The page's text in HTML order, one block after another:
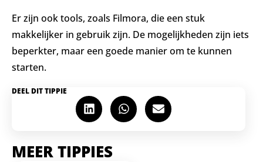
Er zijn ook tools, zoals Filmora, die een stuk
makkelijker in gebruik zijn. De mogelijkheden zijn iets
beperkter, maar een goede manier om te kunnen
starten.
DEEL DIT TIPPIE
MEER TIPPIES